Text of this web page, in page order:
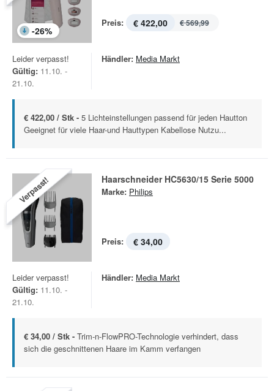
-26%
Preis: € 422,00 € 569,99
Leider verpasst!
Gültig: 11.10. -
21.10.
Händler: Media Markt
€ 422,00 / Stk - 5 Lichteinstellungen passend für jeden Hautton
Geeignet für viele Haar-und Hauttypen Kabellose Nutzu...
Verpasst! Haarschneider HC5630/15 Serie 5000
Marke: Philips
Preis: € 34,00
Leider verpasst!
Gültig: 11.10. -
21.10.
Händler: Media Markt
€ 34,00 / Stk - Trim-n-FlowPRO-Technologie verhindert, dass
sich die geschnittenen Haare im Kamm verfangen